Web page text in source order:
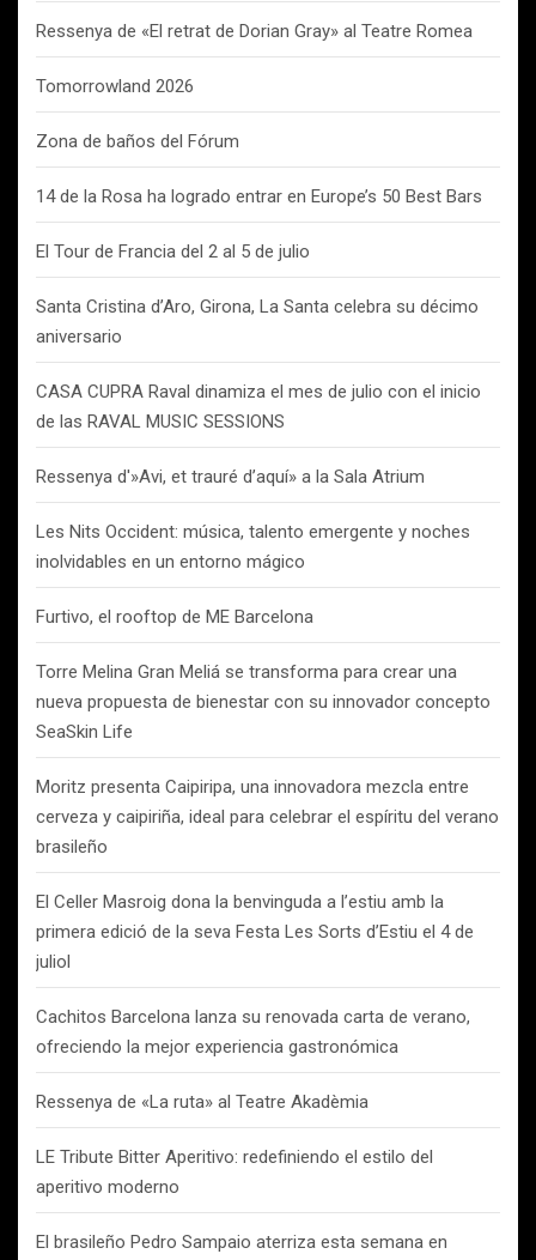
Ressenya de «El retrat de Dorian Gray» al Teatre Romea
Tomorrowland 2026
Zona de baños del Fórum
14 de la Rosa ha logrado entrar en Europe’s 50 Best Bars
El Tour de Francia del 2 al 5 de julio
Santa Cristina d’Aro, Girona, La Santa celebra su décimo
aniversario
CASA CUPRA Raval dinamiza el mes de julio con el inicio
de las RAVAL MUSIC SESSIONS
Ressenya d'»Avi, et trauré d’aquí» a la Sala Atrium
Les Nits Occident: música, talento emergente y noches
inolvidables en un entorno mágico
Furtivo, el rooftop de ME Barcelona
Torre Melina Gran Meliá se transforma para crear una
nueva propuesta de bienestar con su innovador concepto
SeaSkin Life
Moritz presenta Caipiripa, una innovadora mezcla entre
cerveza y caipiriña, ideal para celebrar el espíritu del verano
brasileño
El Celler Masroig dona la benvinguda a l’estiu amb la
primera edició de la seva Festa Les Sorts d’Estiu el 4 de
juliol
Cachitos Barcelona lanza su renovada carta de verano,
ofreciendo la mejor experiencia gastronómica
Ressenya de «La ruta» al Teatre Akadèmia
LE Tribute Bitter Aperitivo: redefiniendo el estilo del
aperitivo moderno
El brasileño Pedro Sampaio aterriza esta semana en